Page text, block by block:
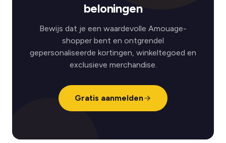
beloningen
Bewijs dat je een waardevolle Amouage-
shopper bent en ontgrendel
gepersonaliseerde kortingen, winkeltegoed en
exclusieve merchandise.
Gratis aanmelden